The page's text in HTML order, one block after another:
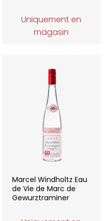
Uniquement en
magasin
Marcel Windholtz Eau
de Vie de Marc de
Gewurztraminer